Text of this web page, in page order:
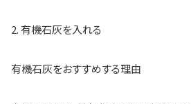
2. 有機石灰を入れる
有機石灰をおすすめする理由